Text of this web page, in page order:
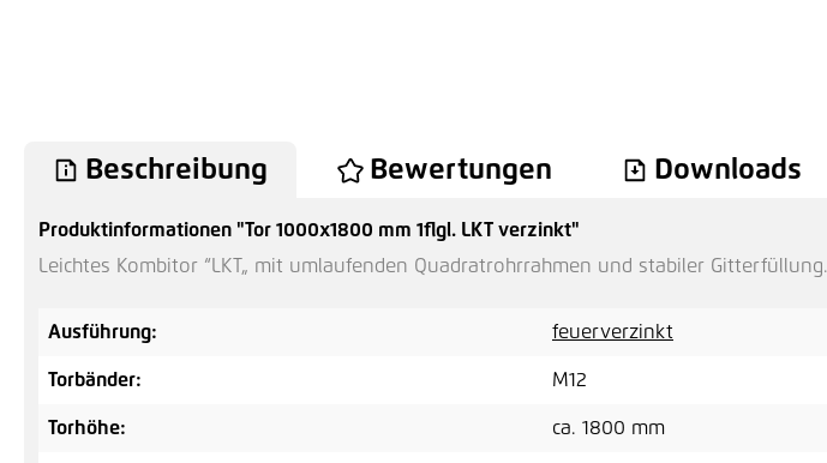
Beschreibung Bewertungen Downloads
Produktinformationen "Tor 1000x1800 mm 1flgl. LKT verzinkt"
Leichtes Kombitor “LKT„ mit umlaufenden Quadratrohrrahmen und stabiler Gitterfüllung.
Ausführung: feuerverzinkt
Torbänder: M12
Torhöhe: ca. 1800 mm